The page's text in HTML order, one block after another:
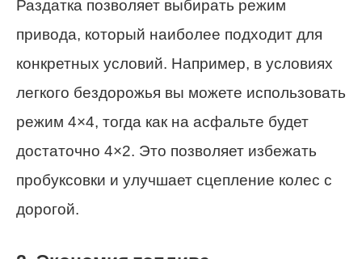
Раздатка позволяет выбирать режим
привода, который наиболее подходит для
конкретных условий. Например, в условиях
легкого бездорожья вы можете использовать
режим 4×4, тогда как на асфальте будет
достаточно 4×2. Это позволяет избежать
пробуксовки и улучшает сцепление колес с
дорогой.